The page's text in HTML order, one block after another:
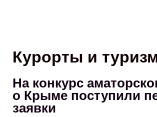
Курорты и
На конкурс
о Крыме поступили
заявки